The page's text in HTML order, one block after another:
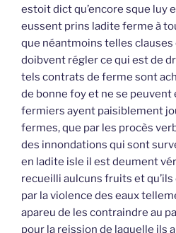
estoit dict qu’encore sque luy
eussent prins ladite ferme à
que néantmoins telles
doibvent régler ce qui est de
tels contrats de ferme sont
de bonne foy et ne se
fermiers ayent paisiblement
fermes, que par les procès
des innondations qui sont
en ladite isle il est deument
recueilli aulcuns fruits et
par la violence des eaux
apareu de les contraindre au
pour la reission de laquelle ils